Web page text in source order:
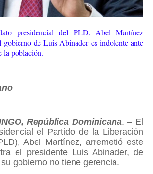
presidencial del PLD, Abel Martínez
de Luis Abinader es indolente ante
la población.
República Dominicana. – El
el Partido de la Liberación
Abel Martínez, arremetió este
el presidente Luis Abinader, de
gobierno no tiene gerencia.